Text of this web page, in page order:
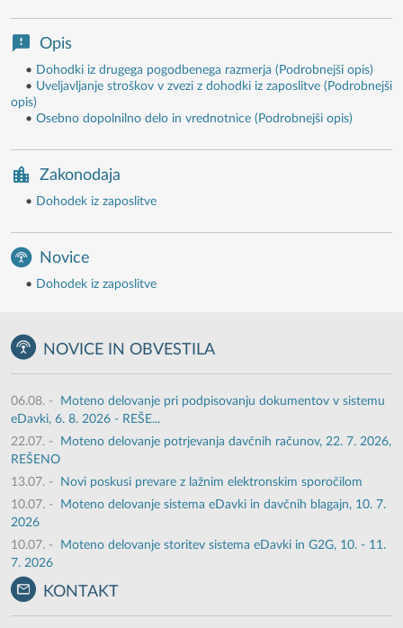
Opis
• Dohodki iz drugega pogodbenega razmerja (Podrobnejši opis)
• Uveljavljanje stroškov v zvezi z dohodki iz zaposlitve (Podrobnejši
opis)
• Osebno dopolnilno delo in vrednotnice (Podrobnejši opis)
Zakonodaja
• Dohodek iz zaposlitve
Novice
• Dohodek iz zaposlitve
NOVICE IN OBVESTILA
06.08. -
Moteno delovanje pri podpisovanju dokumentov v sistemu
eDavki, 6. 8. 2026 - REŠE...
22.07. -
Moteno delovanje potrjevanja davčnih računov, 22. 7. 2026,
REŠENO
13.07. -
Novi poskusi prevare z lažnim elektronskim sporočilom
10.07. -
Moteno delovanje sistema eDavki in davčnih blagajn, 10. 7.
2026
10.07. -
Moteno delovanje storitev sistema eDavki in G2G, 10. - 11.
7. 2026
KONTAKT